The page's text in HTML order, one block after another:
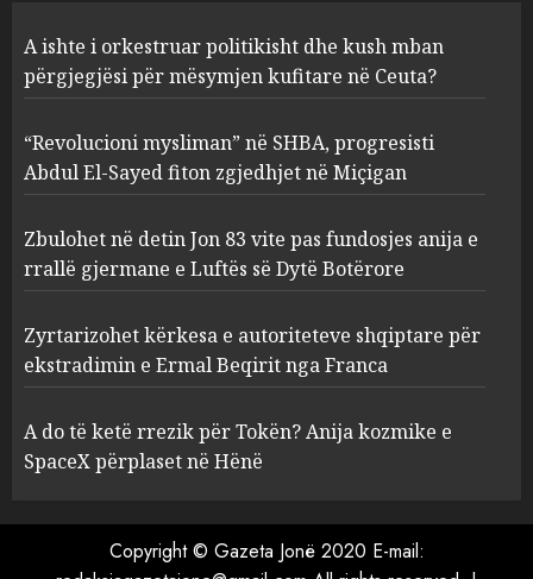
3
pas fundosjes anija e rrallë
gjermane e Luftës së Dytë
Botërore
autoriteteve shqiptare për
ekstradimin e Ermal Beqirit
nga Franca
Anija kozmike e SpaceX
përplaset në Hënë
A ishte i orkestruar politikisht dhe kush mban
përgjegjësi për mësymjen kufitare në Ceuta?
“Revolucioni mysliman” në SHBA, progresisti
Abdul El-Sayed fiton zgjedhjet në Miçigan
Zbulohet në detin Jon 83 vite pas fundosjes anija e
rrallë gjermane e Luftës së Dytë Botërore
Zyrtarizohet kërkesa e autoriteteve shqiptare për
ekstradimin e Ermal Beqirit nga Franca
A do të ketë rrezik për Tokën? Anija kozmike e
SpaceX përplaset në Hënë
Copyright © Gazeta Jonë 2020 E-mail: